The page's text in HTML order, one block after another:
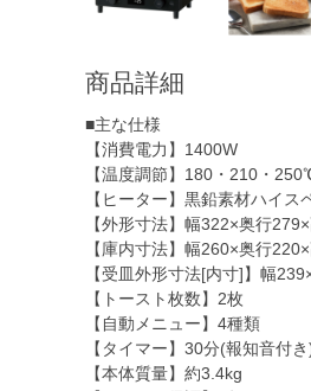
商品詳細
■主な仕様
【消費電力】1400W
【温度調節】180・210・
【ヒーター】黒鉛素材ハイ
【外形寸法】幅322×奥行
【庫内寸法】幅260×奥行
【受皿外形寸法[内寸]】幅
【トースト枚数】2枚
【自動メニュー】4種類
【タイマー】30分(報知音付き
【本体質量】約3.4kg